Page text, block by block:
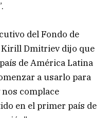
del Fondo de
Dmitriev dijo que
de América Latina
a usarlo para
complace
en el primer país de